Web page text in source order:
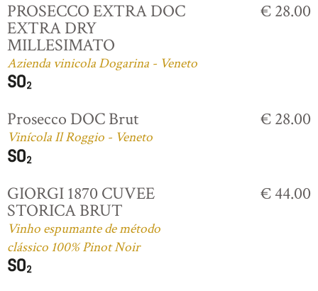
PROSECCO EXTRA DOC
EXTRA DRY
MILLESIMATO
Azienda vinicola Dogarina - Veneto
€ 28.00
Prosecco DOC Brut
Vinícola Il Roggio - Veneto
€ 28.00
GIORGI 1870 CUVEE
STORICA BRUT
Vinho espumante de método
clássico 100% Pinot Noir
€ 44.00